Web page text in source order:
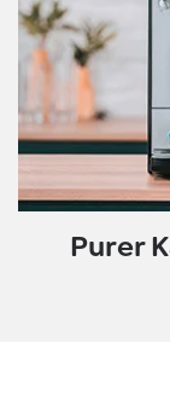
Purer